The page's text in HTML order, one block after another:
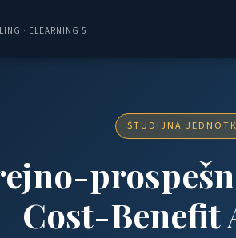
· ELEARNING 5
ŠTUDIJNÁ
Cost-Benefit